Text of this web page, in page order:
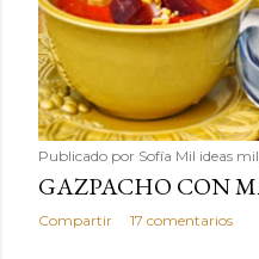
Publicado por Sofía Mil ideas
GAZPACHO CON
Compartir 17 comentarios